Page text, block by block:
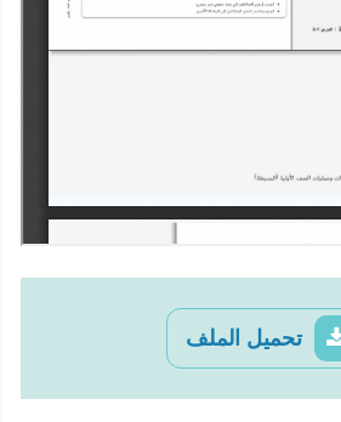
تحميل الملف